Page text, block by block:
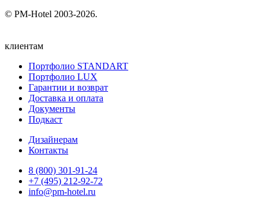
© PM-Hotel 2003-2026.
клиентам
Портфолио STANDART
Портфолио LUX
Гарантии и возврат
Доставка и оплата
Документы
Подкаст
Дизайнерам
Контакты
8 (800) 301‑91‑24
+7 (495) 212‑92‑72
info@pm-hotel.ru